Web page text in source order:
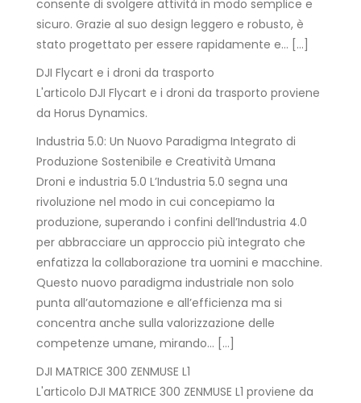
consente di svolgere attività in modo semplice e
sicuro. Grazie al suo design leggero e robusto, è
stato progettato per essere rapidamente e… […]
DJI Flycart e i droni da trasporto
L'articolo DJI Flycart e i droni da trasporto proviene
da Horus Dynamics.
Industria 5.0: Un Nuovo Paradigma Integrato di
Produzione Sostenibile e Creatività Umana
Droni e industria 5.0 L’Industria 5.0 segna una
rivoluzione nel modo in cui concepiamo la
produzione, superando i confini dell’Industria 4.0
per abbracciare un approccio più integrato che
enfatizza la collaborazione tra uomini e macchine.
Questo nuovo paradigma industriale non solo
punta all’automazione e all’efficienza ma si
concentra anche sulla valorizzazione delle
competenze umane, mirando… […]
DJI MATRICE 300 ZENMUSE L1
L'articolo DJI MATRICE 300 ZENMUSE L1 proviene da